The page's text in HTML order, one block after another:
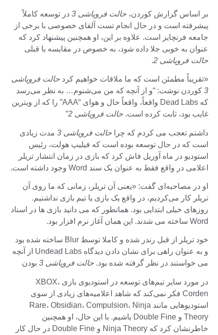
بر اساس گزارش کوردن، حالت فروپاشی 3
در توسعه کاملاً
پیشرفته است و در حال انجام تست آلفای خصوصی با برخی از
جامعه فرنچایز است. علاوه بر این، او همچنین پیشنهاد کرد که
عنوان به خوبی جلا داده شود، به خصوص در مقایسه با قبلی
حالت فروپاشی 2
.
«تقریباً مطمئن است که ما ملاقات خواهیم کرد حالت فروپاشی
3 کوردن نوشت: “و از آنچه که من می‌شنوم… به نظر می‌رسد
که Dead Labs واقعاً، واقعاً حال و هوای “AAA” را که از ویترین
غایب بود، ثابت کرده است. حالت فروپاشی 2 ”
داشتم تعجب می کردم که چرا حالت فروپاشی 3
مدت زیادی
است که در حال توسعه بوده است که فیلیپ هولت، رئیس
استودیو در ماه آوریل فاش کرد که بازی در زمان انتشار تریلر
اعلامی در واقع فقط به عنوان یک سند Word وجود داشته است.
او در مصاحبه‌ای گفت: «یعنی آن تریلر، زمانی که ما روی آن
تریلر کار می‌کردیم، در واقع یک بازی یا تیم بازی نداشتیم.
روزهای خیلی ابتدایی بود. همانطور که می دانید بازی ها در اسناد
Word ساخته می شدند. این همان آغاز نرم افزار بود.
خود تریلر از قبل رندر شده و کاملا توسط Blur ساخته شده بود
و به عنوان راهی برای نشان دادن دیدگاه Undead Labs از آنچه
می خواستند در نظر گرفته شده بود. حالت فروپاشی 3 بودن
در مورد سایر تیم‌های توسعه در استودیوی بازی XBOX،
Corden فکر نمی‌کند که شاهد اعلامیه‌های زیادی از سوی
استودیوهایی مانند Rare، Obsidian، Compulsion، Ninja
Theory و Double Fine باشیم. با این حال، او همچنین
خاطرنشان کرد که Ninja Theory و Double Fine در حال کار